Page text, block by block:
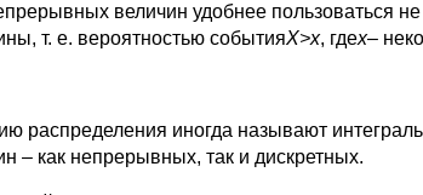
величин удобнее пользоваться
т. е. вероятностью событияХ>х, гдех–
распределения иногда называют
– как непрерывных, так и дискретных.